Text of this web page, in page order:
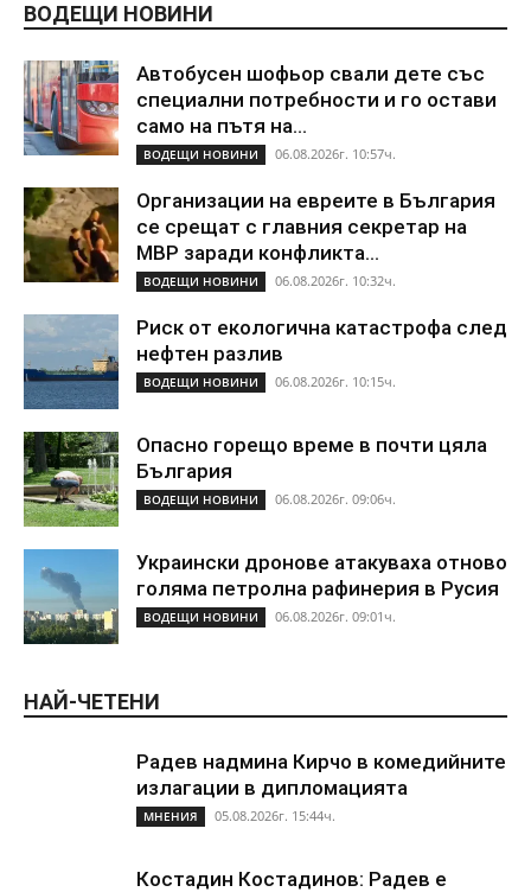
ВОДЕЩИ НОВИНИ
Автобусен шофьор свали дете със
специални потребности и го остави
само на пътя на...
ВОДЕЩИ НОВИНИ 06.08.2026г. 10:57ч.
Организации на евреите в България
се срещат с главния секретар на
МВР заради конфликта...
ВОДЕЩИ НОВИНИ 06.08.2026г. 10:32ч.
Риск от екологична катастрофа след
нефтен разлив
ВОДЕЩИ НОВИНИ 06.08.2026г. 10:15ч.
Опасно горещо време в почти цяла
България
ВОДЕЩИ НОВИНИ 06.08.2026г. 09:06ч.
Украински дронове атакуваха отново
голяма петролна рафинерия в Русия
ВОДЕЩИ НОВИНИ 06.08.2026г. 09:01ч.
НАЙ-ЧЕТЕНИ
Радев надмина Кирчо в комедийните
излагации в дипломацията
МНЕНИЯ 05.08.2026г. 15:44ч.
Костадин Костадинов: Радев е